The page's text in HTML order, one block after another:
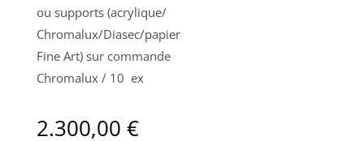
ou supports (acrylique/
Chromalux/Diasec/papier
Fine Art) sur commande
Chromalux / 10 ex
2.300,00 €